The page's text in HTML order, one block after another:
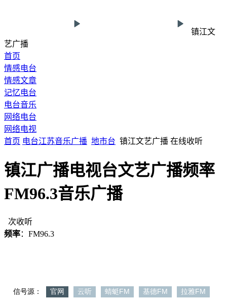
镇江文
艺广播
首页
情感电台
情感文章
记忆电台
电台音乐
网络电台
网络电视
首页 电台江苏音乐广播 地市台 镇江文艺广播 在线收听
镇江广播电视台文艺广播频率
FM96.3音乐广播
次收听
频率：FM96.3